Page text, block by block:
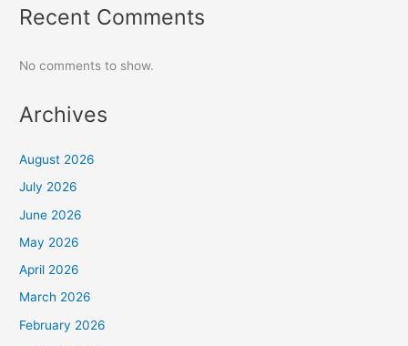
Recent Comments
No comments to show.
Archives
August 2026
July 2026
June 2026
May 2026
April 2026
March 2026
February 2026